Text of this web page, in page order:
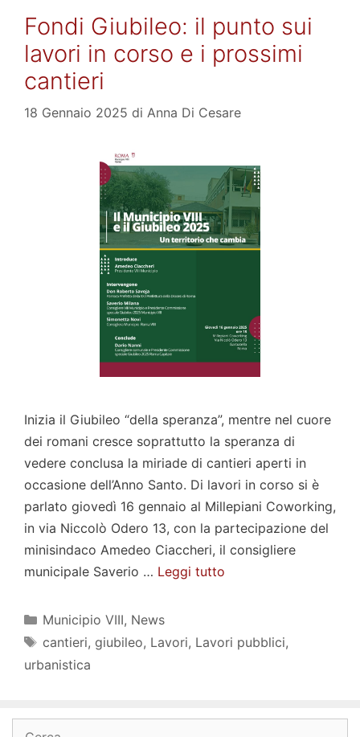
Fondi Giubileo: il punto sui
lavori in corso e i prossimi
cantieri
18 Gennaio 2025 di Anna Di Cesare
Inizia il Giubileo “della speranza”, mentre nel cuore
dei romani cresce soprattutto la speranza di
vedere conclusa la miriade di cantieri aperti in
occasione dell’Anno Santo. Di lavori in corso si è
parlato giovedì 16 gennaio al Millepiani Coworking,
in via Niccolò Odero 13, con la partecipazione del
minisindaco Amedeo Ciaccheri, il consigliere
municipale Saverio … Leggi tutto
Categorie
Municipio VIII, News
Tag
cantieri, giubileo, Lavori, Lavori pubblici,
urbanistica